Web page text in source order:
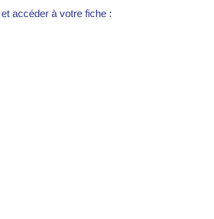
accéder à votre fiche :